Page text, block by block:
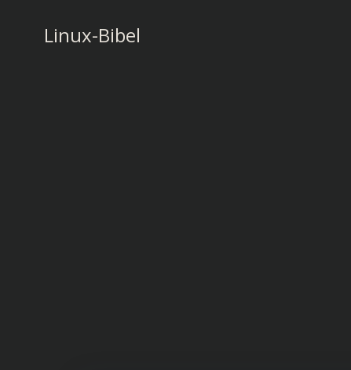
springenLinux-Bibel